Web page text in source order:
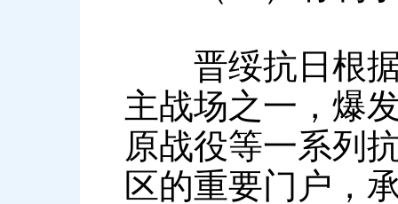
晋绥抗日根据
主战场之一，爆
原战役等一系列
区的重要门户，